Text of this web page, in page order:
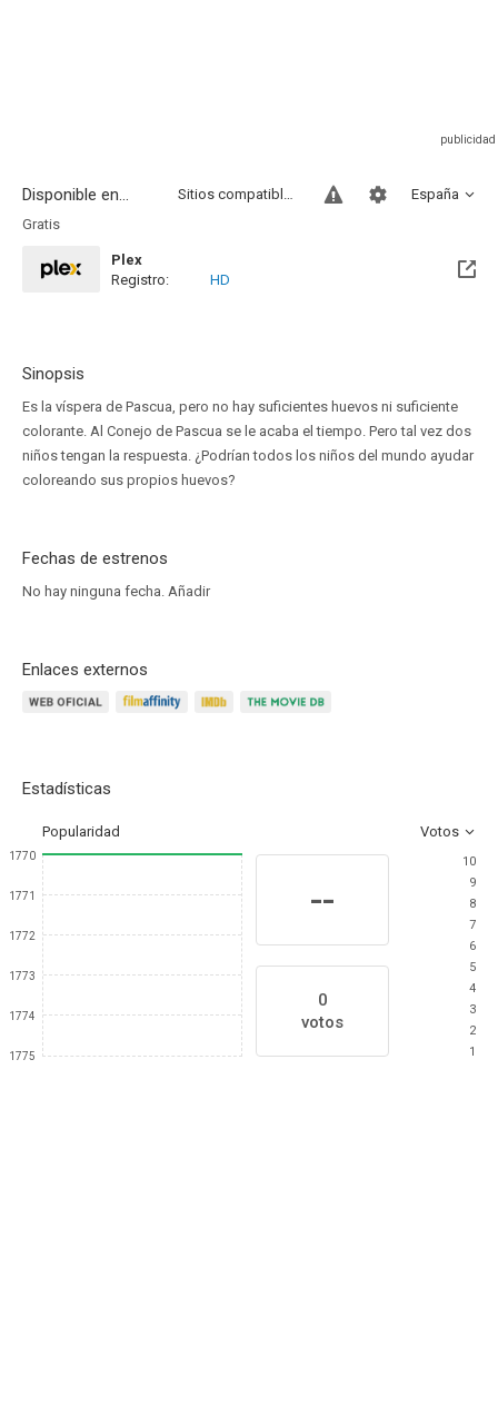
Disponible en... España
Sitios compatibles
Gratis
Plex
Registro:
HD
Sinopsis
Es la víspera de Pascua, pero no hay suficientes huevos ni suficiente
colorante. Al Conejo de Pascua se le acaba el tiempo. Pero tal vez dos
niños tengan la respuesta. ¿Podrían todos los niños del mundo ayudar
coloreando sus propios huevos?
Fechas de estrenos
No hay ninguna fecha. Añadir
Enlaces externos
Estadísticas
Popularidad Votos
1770
1771
1772
1773
1774
1775
--
0
votos
10
9
8
7
6
5
4
3
2
1